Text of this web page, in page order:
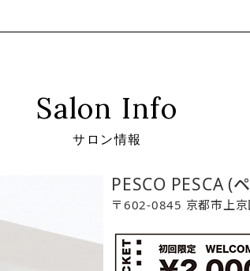
Salon Info
サロン情報
PESCO PESCA (
〒602-0845 京都市上